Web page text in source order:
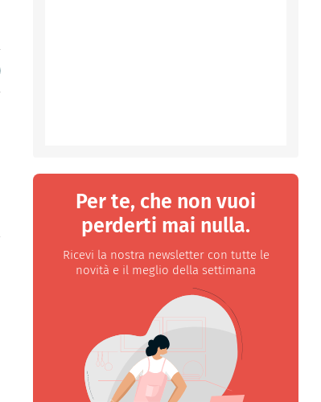
Per te, che non vuoi
perderti mai nulla.
Ricevi la nostra newsletter con tutte le
novità e il meglio della settimana